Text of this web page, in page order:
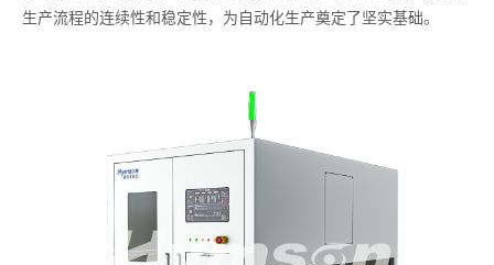
生产流程的连续性和稳定性，为自动化生产奠定了坚实基础。